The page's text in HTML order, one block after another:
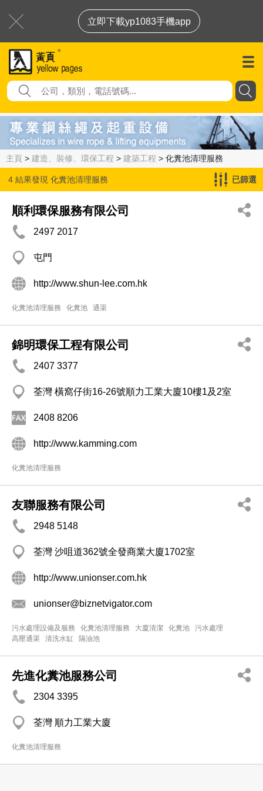
立即下載yp1083手機app
主頁 > 建造、裝修、環保工程 > 建築工程 > 化糞池清理服務
4 結果發現 化糞池清理服務 已篩選
順利環保服務有限公司
2497 2017
屯門
http://www.shun-lee.com.hk
化糞池清理服務 化糞池 通渠
錦明環保工程有限公司
2407 3377
荃灣 橫窩仔街16-26號順力工業大廈10樓1及2室
2408 8206
http://www.kamming.com
化糞池清理服務
友聯服務有限公司
2948 5148
荃灣 沙咀道362號全發商業大廈1702室
http://www.unionser.com.hk
unionser@biznetvigator.com
污水處理設備及服務 化糞池清理服務 大廈清潔 化糞池
污水處理
高壓通渠
清洗水缸 隔油池
先進化糞池服務公司
2304 3395
荃灣 順力工業大廈
化糞池清理服務